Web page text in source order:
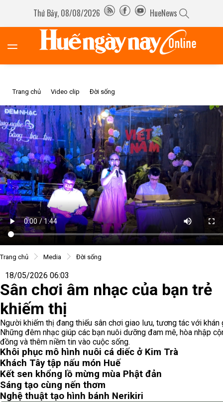
Thứ Bảy, 08/08/2026 HueNews
Trang chủ Video clip Đời sống
Trang chủ Media Đời sống
18/05/2026 06:03
Sân chơi âm nhạc của bạn trẻ
khiếm thị
Người khiếm thị đang thiếu sân chơi giao lưu, tương tác với khán
Những đêm nhạc giúp các bạn nuôi dưỡng đam mê, hòa nhập
đồng và thêm niềm tin vào cuộc sống.
Khôi phục mô hình nuôi cá diếc ở Kim Trà
Khách Tây tập nấu món Huế
Kết sen khổng lồ mừng mùa Phật đản
Sáng tạo cùng nến thơm
Nghệ thuật tạo hình bánh Nerikiri